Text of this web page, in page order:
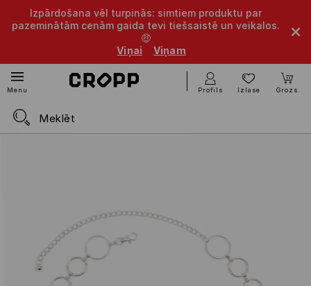
Izpārdošana vēl turpinās: simtiem produktu par
pazeminātām cenām gaida tevi tiešsaistē un veikalos.
🤑
Viņai
Viņam
Menu Profils Izlase Grozs